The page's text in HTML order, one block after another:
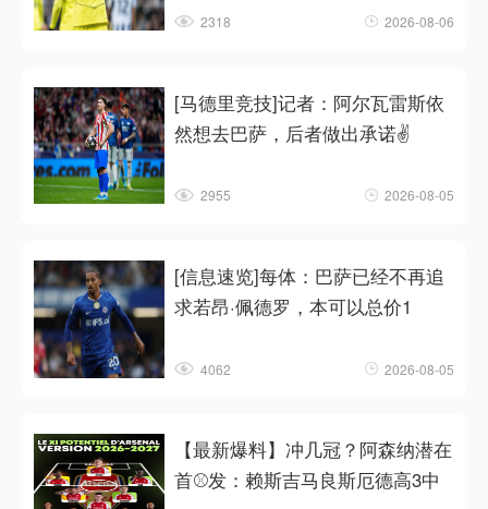
2318 2026-08-06
[马德里竞技]记者：阿尔瓦雷斯依
然想去巴萨，后者做出承诺✌️
2955 2026-08-05
[信息速览]每体：巴萨已经不再追
求若昂·佩德罗，本可以总价1
4062 2026-08-05
【最新爆料】冲几冠？阿森纳潜在
首⚾发：赖斯吉马良斯厄德高3中